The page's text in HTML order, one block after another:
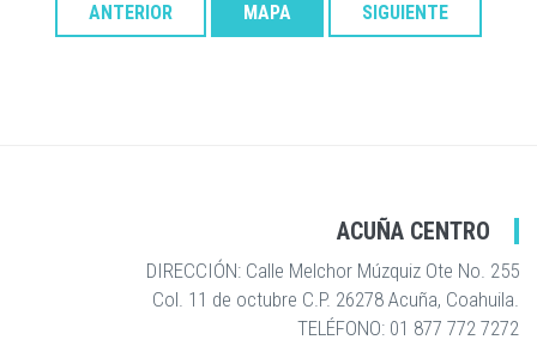
ANTERIOR MAPA SIGUIENTE
ACUÑA CENTRO
DIRECCIÓN: Calle Melchor Múzquiz Ote No. 255
Col. 11 de octubre C.P. 26278 Acuña, Coahuila.
TELÉFONO: 01 877 772 7272